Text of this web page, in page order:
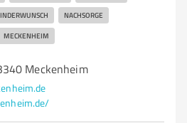
NACHSORGE
MECKENHEIM
Meckenheim